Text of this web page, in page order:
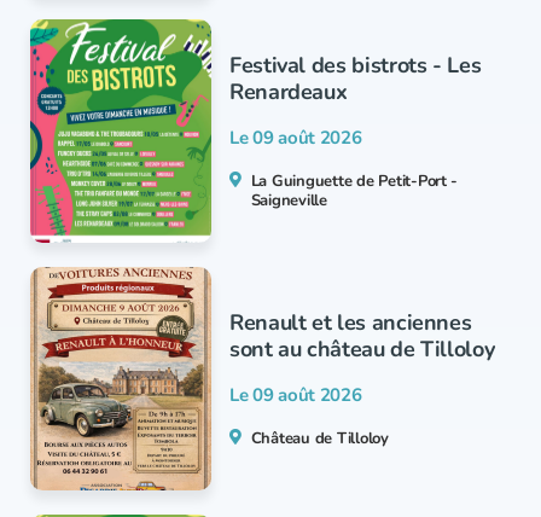
Festival des bistrots - Les
Renardeaux
Le 09 août 2026
La Guinguette de Petit-Port -
Saigneville
Renault et les anciennes
sont au château de Tilloloy
Le 09 août 2026
Château de Tilloloy